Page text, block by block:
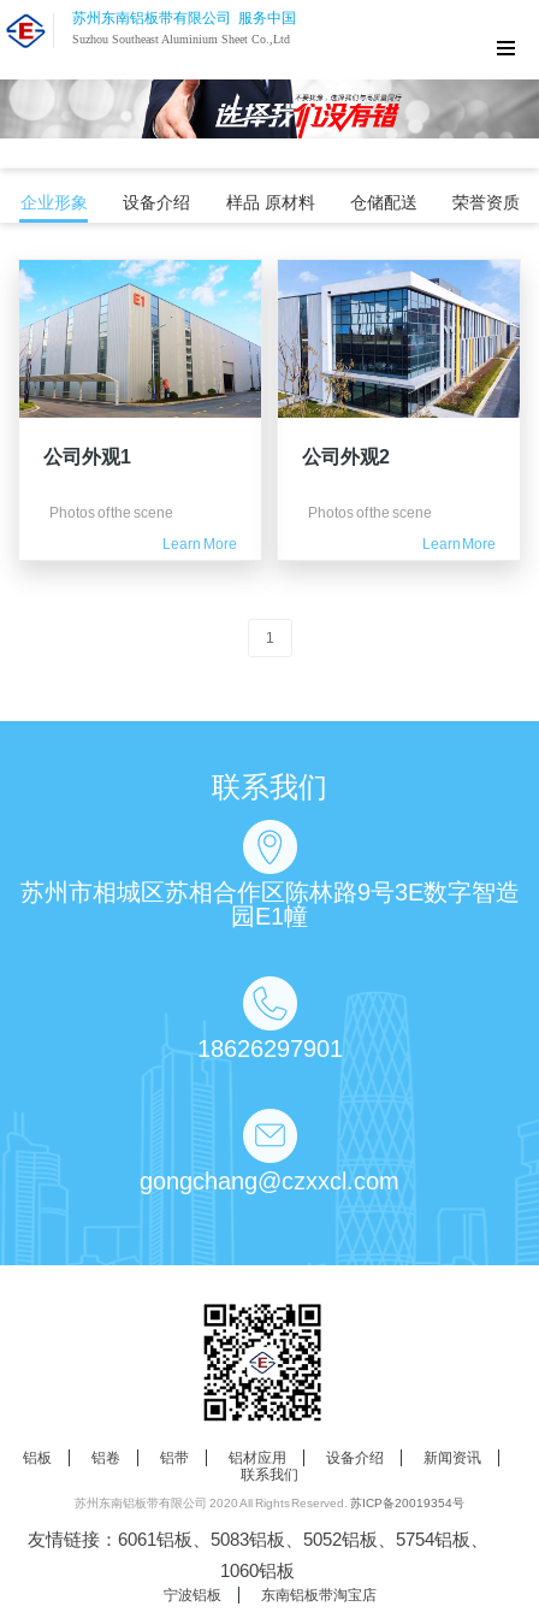
苏州东南铝板带有限公司 服务中国
Suzhou Southeast Aluminium Sheet Co.,Ltd
企业形象 设备介绍 样品 原材料 仓储配送 荣誉资质
公司外观1
Photos of the scene
Learn More
公司外观2
Photos of the scene
Learn More
1
联系我们
苏州市相城区苏相合作区陈林路9号3E数字智造
园E1幢
18626297901
gongchang@czxxcl.com
铝板 铝卷 铝带 铝材应用 设备介绍
新闻资讯
联系我们
苏州东南铝板带有限公司 2020 All Rights Reserved. 苏ICP备20019354号
友情链接：6061铝板、5083铝板、5052铝板、5754铝板、
1060铝板
宁波铝板 东南铝板带淘宝店